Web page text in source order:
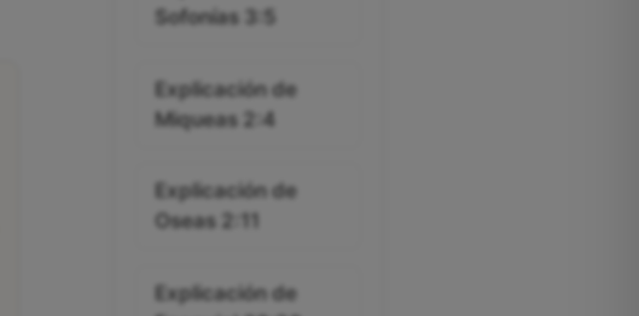
Sofonías 3:5
Explicación de
Miqueas 2:4
Explicación de
Oseas 2:11
Explicación de